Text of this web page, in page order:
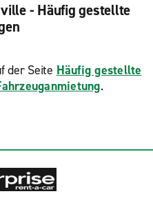
- Häufig gestellte
der Seite Häufig gestellte
.